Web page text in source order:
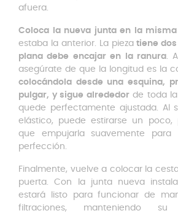
afuera.
Coloca la nueva junta en la
estaba la anterior. La pieza tiene
plana debe encajar en la ranura.
asegúrate de que la longitud es la
colocándola desde una esquina,
pulgar, y sigue alrededorde toda la
quede perfectamente ajustada. Al
elástico, puede estirarse un poco,
que empujarla suavemente
perfección.
Finalmente, vuelve a colocar la
puerta. Con la junta nueva
estará listo para funcionar de
filtraciones, manteniendo